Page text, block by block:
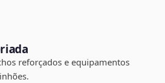
reforçados e equipamentos